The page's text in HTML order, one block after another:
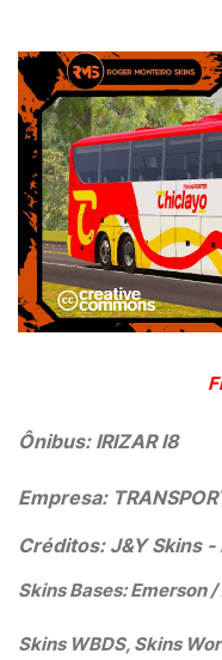
Ônibus: IRIZAR I8
Empresa:
Créditos: J&Y Skins
Skins Bases: Emerson
Skins WBDS, Skins